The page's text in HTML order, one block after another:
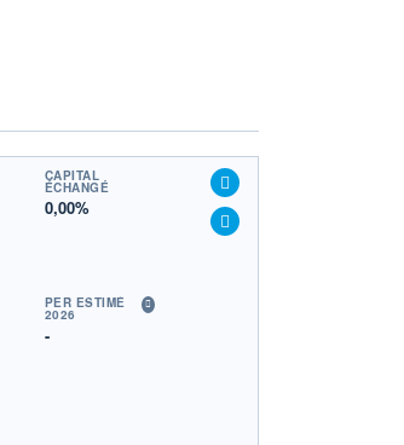
CAPITAL
ÉCHANGÉ
0,00%
PER ESTIMÉ
2026
-